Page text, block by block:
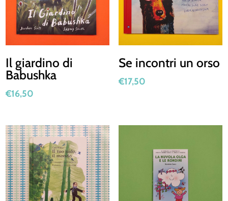
Il giardino di
Babushka
€16,50
Se incontri un orso
€17,50